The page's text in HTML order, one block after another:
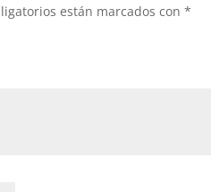
están marcados con*